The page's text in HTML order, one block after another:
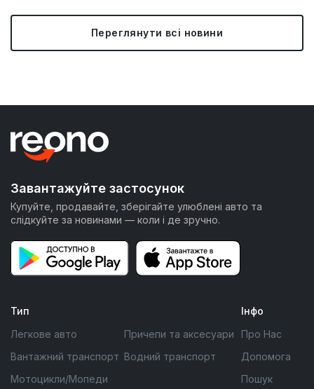
Переглянути всі новини
Завантажуйте застосунок
Купуйте, продавайте, зберігайте улюблені авто та
слідкуйте за новинами — коли і де зручно.
Тип
Легкове авто
Вантажний транспорт
Мотоцикли/Мопеди
Причепи та аксесуари
Водний транспорт
Інфо
Про Нас
Допомога
Пошук